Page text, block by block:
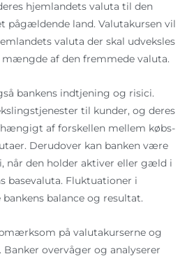
hjemlandets valuta til den
pågældende land. Valutakursen vil
valuta der skal udveksles
mængde af den fremmede valuta.
bankens indtjening og risici.
til kunder, og deres
af forskellen mellem købs-
Derudover kan banken være
når den holder aktiver eller gæld i
basevaluta. Fluktuationer i
balance og resultat.
på valutakurserne og
overvåger og analyserer